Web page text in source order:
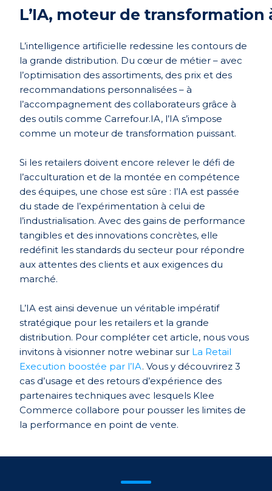
L’IA, moteur de transformation
L’intelligence artificielle redessine les contours de
la grande distribution. Du cœur de métier – avec
l’optimisation des assortiments, des prix et des
recommandations personnalisées – à
l’accompagnement des collaborateurs grâce à
des outils comme Carrefour.IA, l’IA s’impose
comme un moteur de transformation puissant.
Si les retailers doivent encore relever le défi de
l’acculturation et de la montée en compétence
des équipes, une chose est sûre : l’IA est passée
du stade de l’expérimentation à celui de
l’industrialisation. Avec des gains de performance
tangibles et des innovations concrètes, elle
redéfinit les standards du secteur pour répondre
aux attentes des clients et aux exigences du
marché.
L’IA est ainsi devenue un véritable impératif
stratégique pour les retailers et la grande
distribution. Pour compléter cet article, nous vous
invitons à visionner notre webinar sur La Retail
Execution boostée par l’IA. Vous y découvrirez 3
cas d’usage et des retours d’expérience des
partenaires techniques avec lesquels Klee
Commerce collabore pour pousser les limites de
la performance en point de vente.